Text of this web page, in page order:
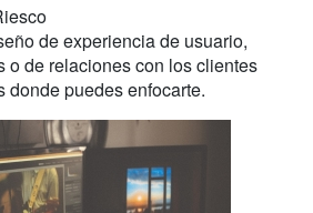
de experiencia de usuario,
o de relaciones con los clientes
donde puedes enfocarte.